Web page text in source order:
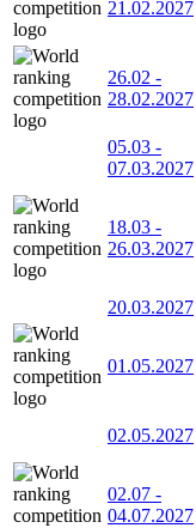
21.02.2027
26.02 -
28.02.2027
05.03 -
07.03.2027
18.03 -
26.03.2027
20.03.2027
01.05.2027
02.05.2027
02.07 -
04.07.2027